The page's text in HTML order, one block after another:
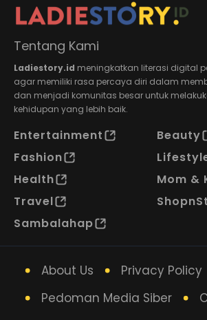
Tentang Kami
Ladiestory.id meningkatkan literasi digital
agar memiliki rasa percaya diri dalam
dan menjadi komunitas besar untuk
kehidupan yang lebih baik.
Entertainment
Beauty
Fashion
Health
Mom &
Travel
Sambalahap
About Us
Privacy Policy
Pedoman Media Siber